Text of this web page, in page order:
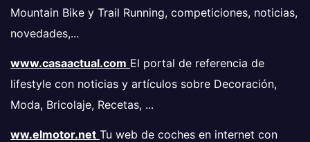
Mountain Bike y Trail Running, competiciones, noticias,
novedades,...
www.casaactual.com El portal de referencia de
lifestyle con noticias y artículos sobre Decoración,
Moda, Bricolaje, Recetas, ...
ww.elmotor.net Tu web de coches en internet con